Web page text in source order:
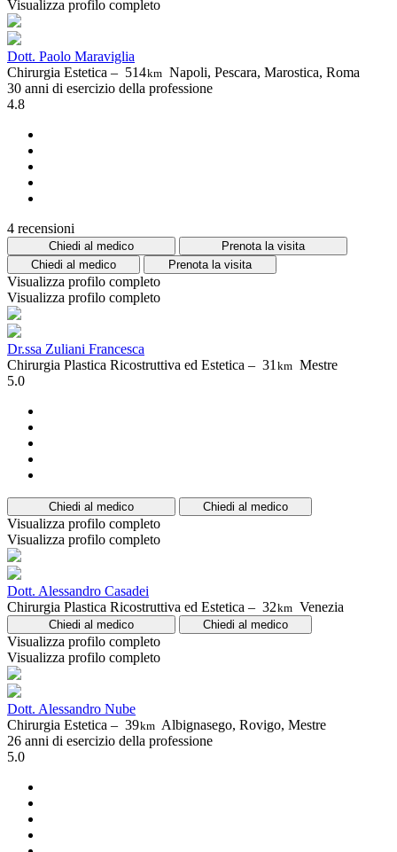
Visualizza profilo completo
Dott. Paolo Maraviglia
Chirurgia Estetica – 514km Napoli, Pescara, Marostica, Roma
30 anni di esercizio della professione
4.8
4 recensioni
Chiedi al medico
Prenota la visita
Chiedi al medico
Prenota la visita
Visualizza profilo completo
Visualizza profilo completo
Dr.ssa Zuliani Francesca
Chirurgia Plastica Ricostruttiva ed Estetica – 31 km Mestre
5.0
Chiedi al medico Chiedi al medico
Visualizza profilo completo
Visualizza profilo completo
Dott. Alessandro Casadei
Chirurgia Plastica Ricostruttiva ed Estetica – 32km Venezia
Chiedi al medico Chiedi al medico
Visualizza profilo completo
Visualizza profilo completo
Dott. Alessandro Nube
Chirurgia Estetica – 39km Albignasego, Rovigo, Mestre
26 anni di esercizio della professione
5.0